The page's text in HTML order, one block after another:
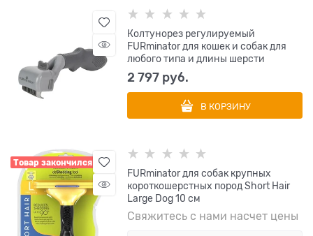
Колтунорез регулируемый
FURminator для кошек и собак для
любого типа и длины шерсти
2 797 руб.
В КОРЗИНУ
Товар закончился
FURminator для собак крупных
короткошерстных пород Short Hair
Large Dog 10 см
Свяжитесь с нами насчет цены